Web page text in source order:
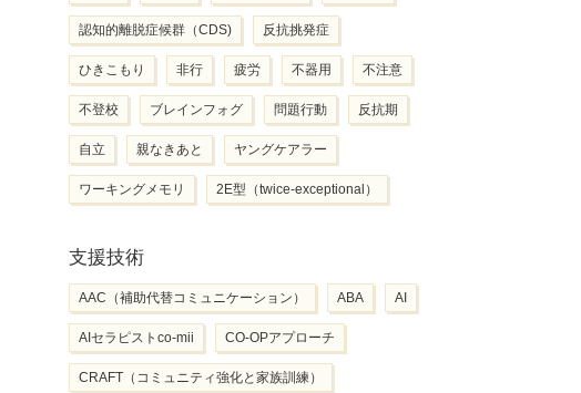
認知的離脱症候群（CDS) 反抗挑発症
ひきこもり 非行 疲労 不器用 不注意
不登校 ブレインフォグ 問題行動 反抗期
自立 親なきあと ヤングケアラー
ワーキングメモリ 2E型（twice-exceptional）
支援技術
AAC（補助代替コミュニケーション） ABA AI
AIセラピストco-mii CO-OPアプローチ
CRAFT（コミュニティ強化と家族訓練）